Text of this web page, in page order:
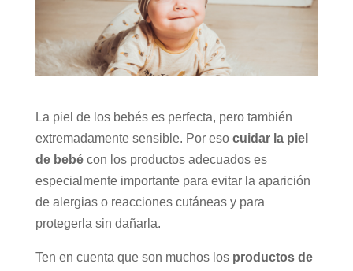
La piel de los bebés es perfecta, pero también
extremadamente sensible. Por eso cuidar la piel
de bebécon los productos adecuados es
especialmente importante para evitar la aparición
de alergias o reacciones cutáneas y para
protegerla sin dañarla.
Ten en cuenta que son muchos los productos de